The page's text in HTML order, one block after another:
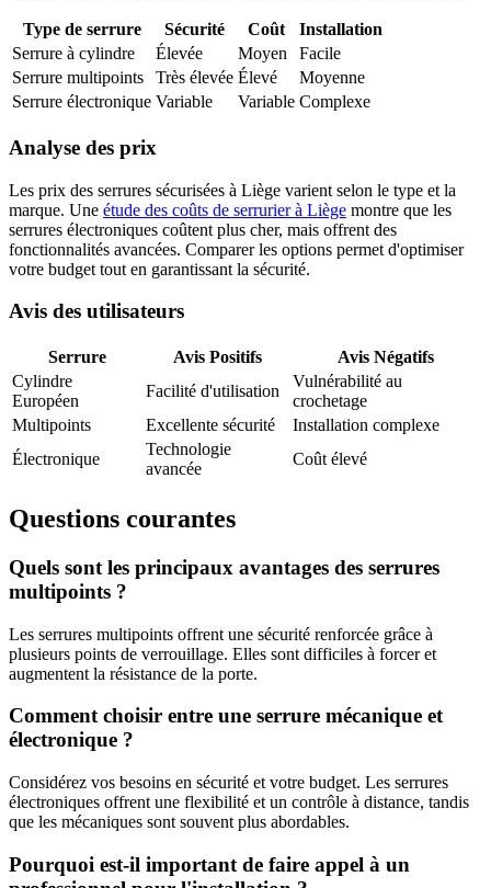
Type de serrure Sécurité Coût
Installation
Serrure à cylindre
Élevée Moyen
Facile
Serrure multipoints
Très élevée Élevé
Moyenne
Serrure électronique Variable Variable Complexe
Analyse des prix
Les prix des serrures sécurisées à Liège varient selon le type et la
marque. Une étude des coûts de serrurier à Liège montre que les
serrures électroniques coûtent plus cher, mais offrent des
fonctionnalités avancées. Comparer les options permet d'optimiser
votre budget tout en garantissant la sécurité.
Avis des utilisateurs
Serrure Avis Positifs
Avis Négatifs
Cylindre
Européen
Facilité d'utilisation
Vulnérabilité au
crochetage
Multipoints
Excellente sécurité
Installation complexe
Électronique
Technologie
avancée
Coût élevé
Questions courantes
Quels sont les principaux avantages des serrures
multipoints ?
Les serrures multipoints offrent une sécurité renforcée grâce à
plusieurs points de verrouillage. Elles sont difficiles à forcer et
augmentent la résistance de la porte.
Comment choisir entre une serrure mécanique et
électronique ?
Considérez vos besoins en sécurité et votre budget. Les serrures
électroniques offrent une flexibilité et un contrôle à distance, tandis
que les mécaniques sont souvent plus abordables.
Pourquoi est-il important de faire appel à un